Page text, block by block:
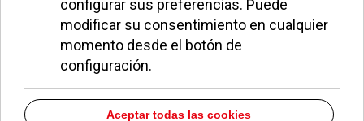
REDACCIÓN SUCESOS, SEGURIDAD Y TRIBUNALES 26 AGOSTO 2019